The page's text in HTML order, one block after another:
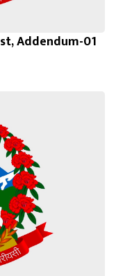
Addendum-01